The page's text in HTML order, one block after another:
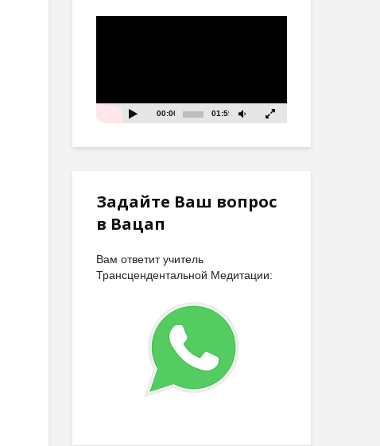
00:00 01:59
Задайте Ваш вопрос
в Вацап
Вам ответит учитель
Трансцендентальной Медитации: